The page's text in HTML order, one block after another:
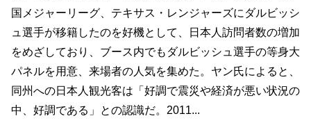
国メジャーリーグ、テキサス・レンジャーズにダルビッシ
ュ選手が移籍したのを好機として、日本人訪問者数の増加
をめざしており、ブース内でもダルビッシュ選手の等身大
パネルを用意、来場者の人気を集めた。ヤン氏によると、
同州への日本人観光客は「好調で震災や経済が悪い状況の
中、好調である」との認識だ。2011...